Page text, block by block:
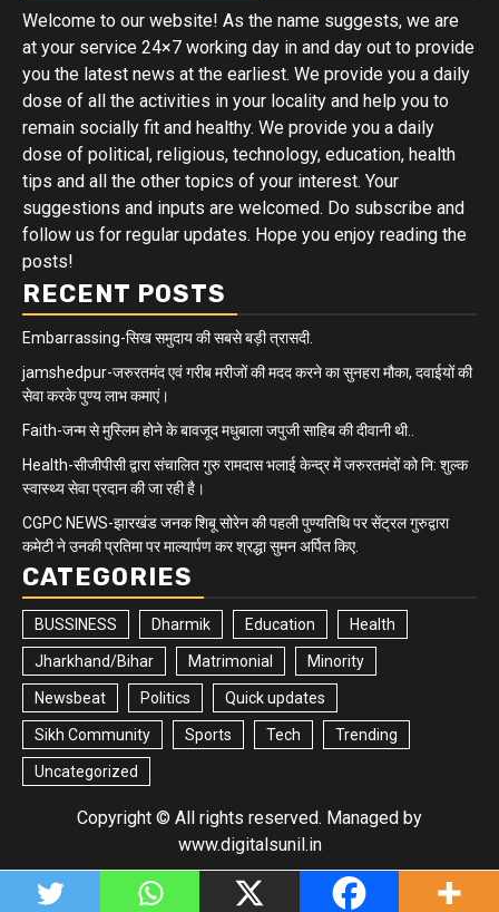
Welcome to our website! As the name suggests, we are
at your service 24×7 working day in and day out to provide
you the latest news at the earliest. We provide you a daily
dose of all the activities in your locality and help you to
remain socially fit and healthy. We provide you a daily
dose of political, religious, technology, education, health
tips and all the other topics of your interest. Your
suggestions and inputs are welcomed. Do subscribe and
follow us for regular updates. Hope you enjoy reading the
posts!
RECENT POSTS
Embarrassing-सिख समुदाय की सबसे बड़ी त्रासदी.
jamshedpur-जरुरतमंद एवं गरीब मरीजों की मदद करने का सुनहरा मौका, दवाईयों की
सेवा करके पुण्य लाभ कमाएं।
Faith-जन्म से मुस्लिम होने के बावजूद मधुबाला जपुजी साहिब की दीवानी थी..
Health-सीजीपीसी द्वारा संचालित गुरु रामदास भलाई केन्द्र में जरुरतमंदों को नि: शुल्क
स्वास्थ्य सेवा प्रदान की जा रही है।
CGPC NEWS-झारखंड जनक शिबू सोरेन की पहली पुण्यतिथि पर सेंट्रल गुरुद्वारा
कमेटी ने उनकी प्रतिमा पर माल्यार्पण कर श्रद्धा सुमन अर्पित किए.
CATEGORIES
BUSSINESS Dharmik Education Health
Jharkhand/Bihar Matrimonial Minority
Newsbeat Politics Quick updates
Sikh Community Sports Tech Trending
Uncategorized
Copyright © All rights reserved. Managed by
www.digitalsunil.in